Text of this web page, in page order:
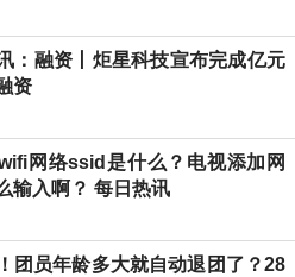
：融资丨炬星科技宣布完成亿元
资
网络ssid是什么？电视添加网
输入啊？ 每日热讯
团员年龄多大就自动退团了？28